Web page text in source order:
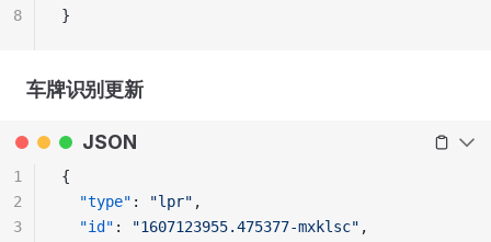
}
8
车牌识别更新
JSON
{
  "type"
: "lpr" ,
  "id"
: "1607123955.475377-mxklsc" ,
1
2
3